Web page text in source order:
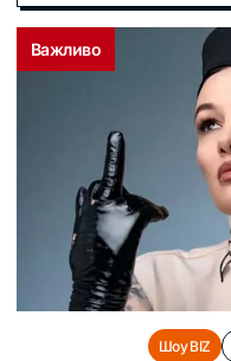
Важливо
Шоу BIZ